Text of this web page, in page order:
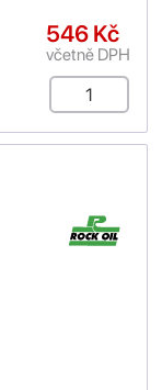
546 Kč
včetně DPH